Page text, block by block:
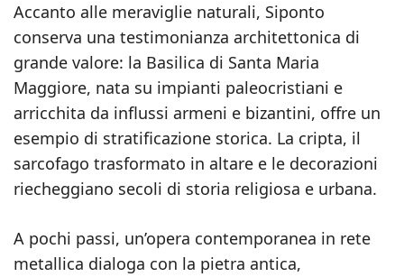
Accanto alle meraviglie naturali, Siponto
conserva una testimonianza architettonica di
grande valore: la Basilica di Santa Maria
Maggiore, nata su impianti paleocristiani e
arricchita da influssi armeni e bizantini, offre un
esempio di stratificazione storica. La cripta, il
sarcofago trasformato in altare e le decorazioni
riecheggiano secoli di storia religiosa e urbana.
A pochi passi, un’opera contemporanea in rete
metallica dialoga con la pietra antica,